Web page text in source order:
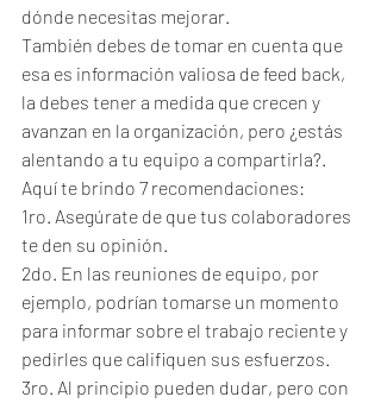
dónde necesitas mejorar.
También debes de tomar en cuenta que
esa es información valiosa de feed back,
la debes tener a medida que crecen y
avanzan en la organización, pero ¿estás
alentando a tu equipo a compartirla?.
Aquí te brindo 7 recomendaciones:
1ro. Asegúrate de que tus colaboradores
te den su opinión.
2do. En las reuniones de equipo, por
ejemplo, podrían tomarse un momento
para informar sobre el trabajo reciente y
pedirles que califiquen sus esfuerzos.
3ro. Al principio pueden dudar, pero con